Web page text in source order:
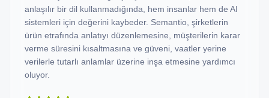
anlaşılır bir dil kullanmadığında, hem insanlar hem de AI
sistemleri için değerini kaybeder. Semantio, şirketlerin
ürün etrafında anlatıyı düzenlemesine, müşterilerin karar
verme süresini kısaltmasına ve güveni, vaatler yerine
verilerle tutarlı anlamlar üzerine inşa etmesine yardımcı
oluyor.